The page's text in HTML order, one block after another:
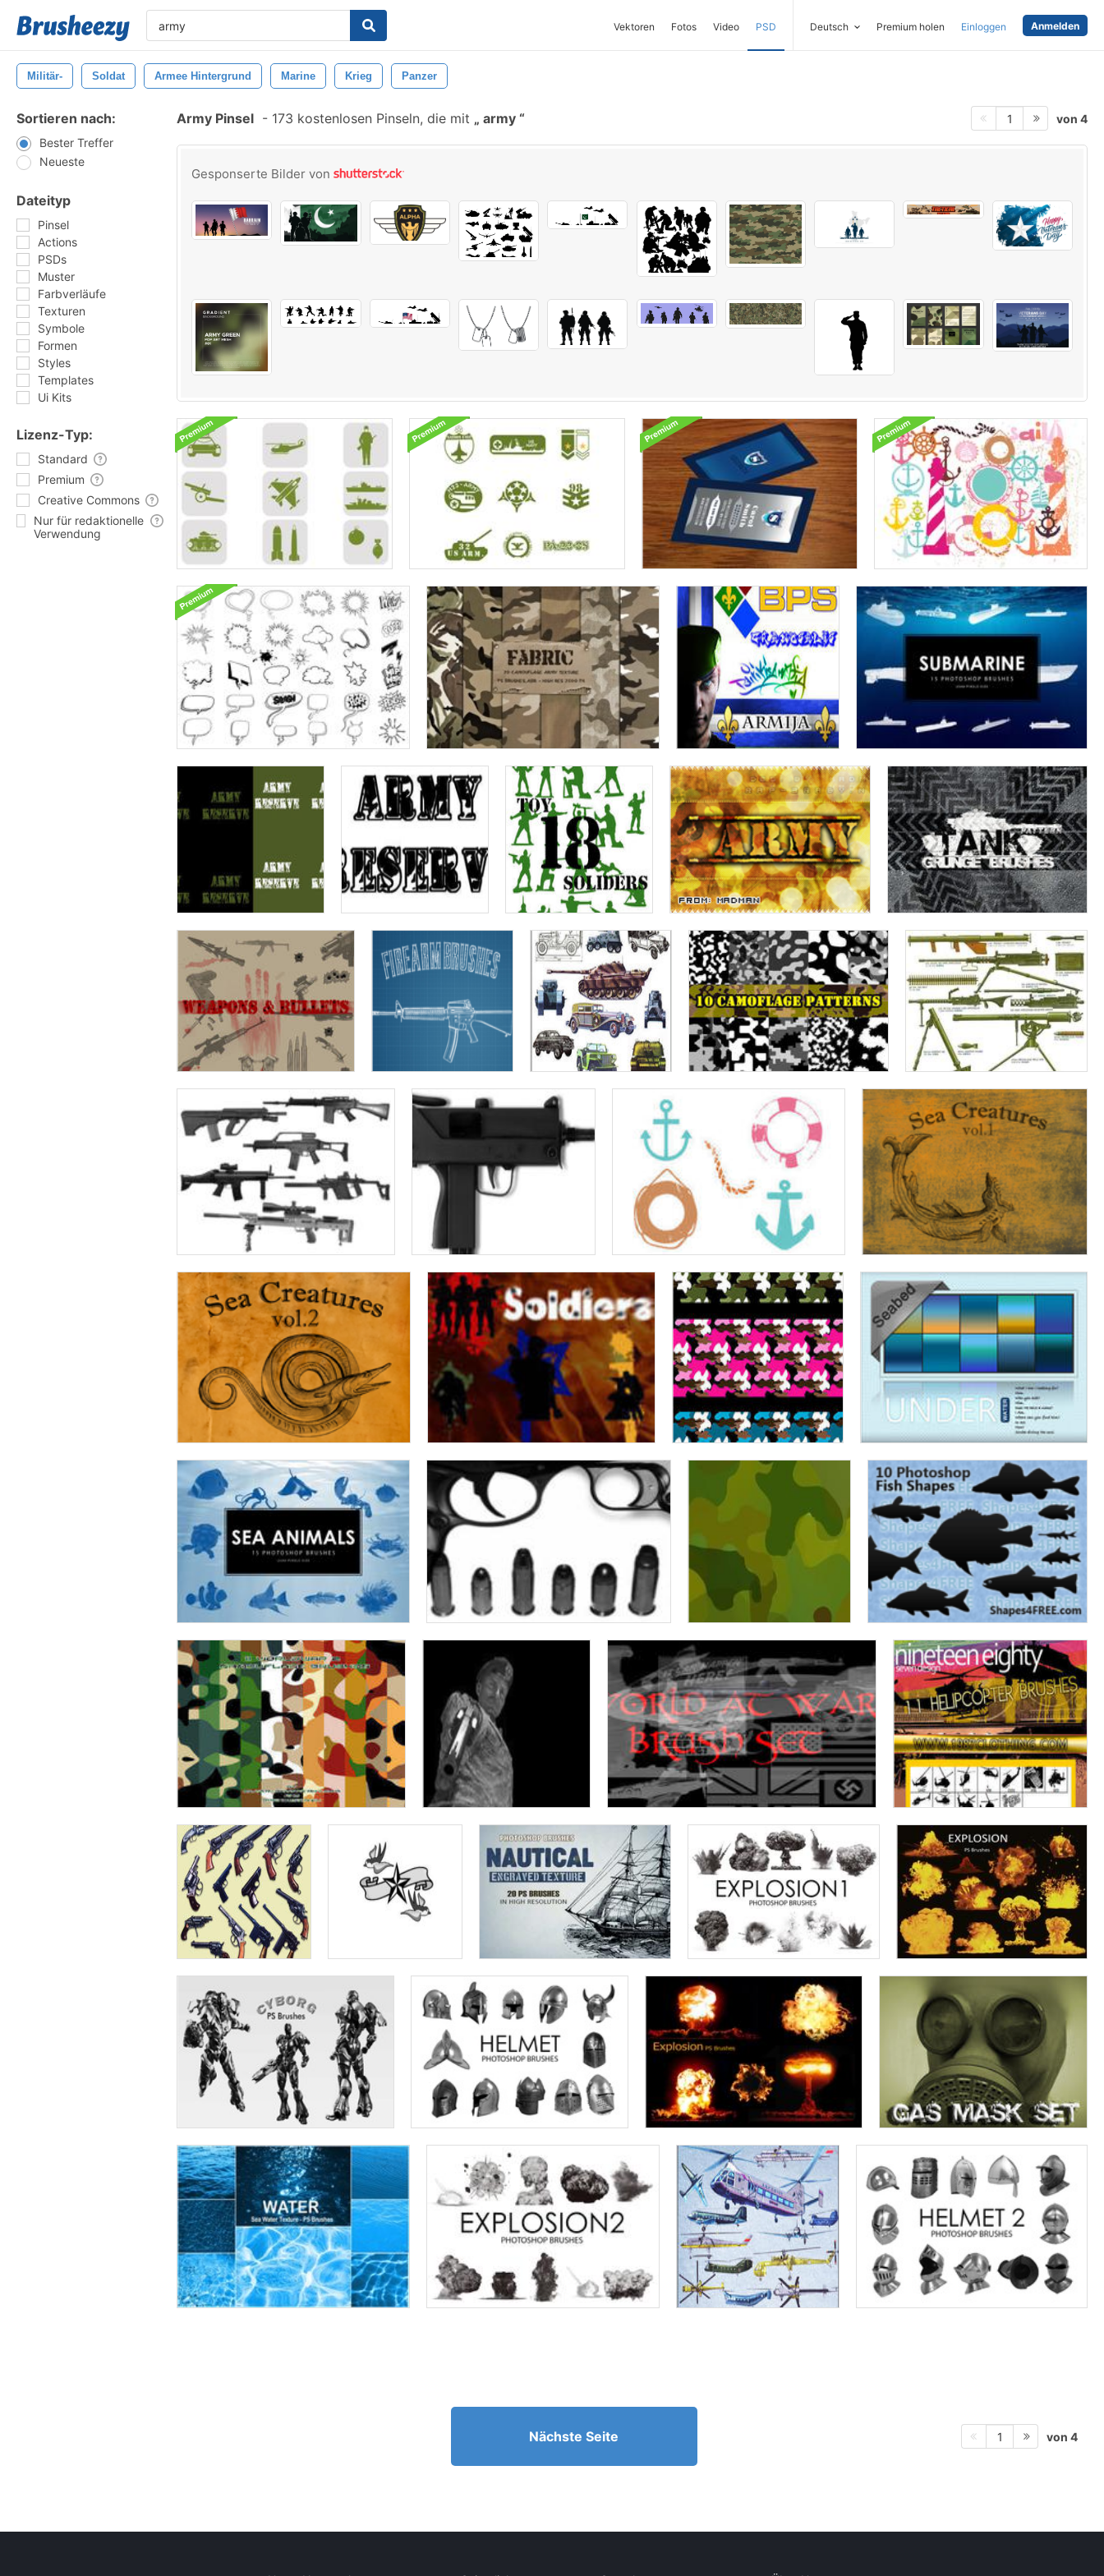
Vektoren Fotos Video PSD Deutsch Premium holen Einloggen Anmelden
Militär- Soldat Armee Hintergrund Marine Krieg Panzer
Sortieren nach:
Bester Treffer
Neueste
Dateityp
Pinsel
Actions
PSDs
Muster
Farbverläufe
Texturen
Symbole
Formen
Styles
Templates
Ui Kits
Lizenz-Typ:
Standard
Premium
Creative Commons
Nur für redaktionelle
Verwendung
Army Pinsel - 173 kostenlosen Pinseln, die mit army 1 von 4
Gesponserte Bilder von
Nächste Seite 1 von 4